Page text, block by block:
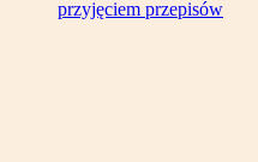
przyjęciem przepisów